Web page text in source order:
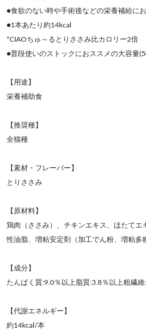
●食欲のない時や手術後などの栄養補給に
●1本あたり約14kcal
*CIAOちゅ～るとりささみ比カロリー2倍
●普段使いのストックにおススメの大容量
【用途】
栄養補助食
【推奨種】
全猫種
【素材・フレーバー】
とりささみ
【原材料】
鶏肉（ささみ）、チキンエキス、ほたて
性油脂、増粘安定剤（加工でん粉、増粘多
【成分】
たんぱく質:9.0％以上脂質:3.8％以上粗繊
【代謝エネルギー】
約14kcal/本